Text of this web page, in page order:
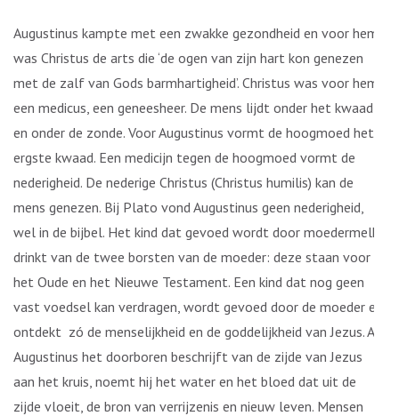
Augustinus kampte met een zwakke gezondheid en voor hem
was Christus de arts die ‘de ogen van zijn hart kon genezen
met de zalf van Gods barmhartigheid’. Christus was voor hem
een medicus, een geneesheer. De mens lijdt onder het kwaad
en onder de zonde. Voor Augustinus vormt de hoogmoed het
ergste kwaad. Een medicijn tegen de hoogmoed vormt de
nederigheid. De nederige Christus (Christus humilis) kan de
mens genezen. Bij Plato vond Augustinus geen nederigheid,
wel in de bijbel. Het kind dat gevoed wordt door moedermelk
drinkt van de twee borsten van de moeder: deze staan voor
het Oude en het Nieuwe Testament. Een kind dat nog geen
vast voedsel kan verdragen, wordt gevoed door de moeder en
ontdekt zó de menselijkheid en de goddelijkheid van Jezus. Als
Augustinus het doorboren beschrijft van de zijde van Jezus
aan het kruis, noemt hij het water en het bloed dat uit de
zijde vloeit, de bron van verrijzenis en nieuw leven. Mensen